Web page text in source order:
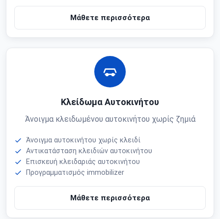
Μάθετε περισσότερα
Κλείδωμα Αυτοκινήτου
Άνοιγμα κλειδωμένου αυτοκινήτου χωρίς ζημιά
Άνοιγμα αυτοκινήτου χωρίς κλειδί
Αντικατάσταση κλειδιών αυτοκινήτου
Επισκευή κλειδαριάς αυτοκινήτου
Προγραμματισμός immobilizer
Μάθετε περισσότερα